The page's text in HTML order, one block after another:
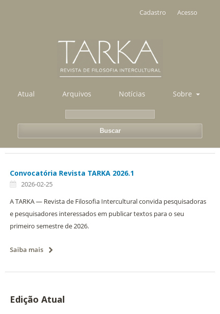
Atual Arquivos Notícias Sobre
Buscar
Cadastro Acesso
Convocatória Revista TARKA 2026.1
2026-02-25
A TARKA — Revista de Filosofia Intercultural convida pesquisadoras
e pesquisadores interessados em publicar textos para o seu
primeiro semestre de 2026.
Saiba mais
Edição Atual